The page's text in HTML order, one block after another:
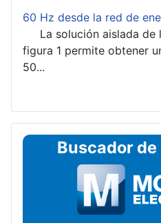
60 Hz desde la red de
La solución aislada de
figura 1 permite obtener
50...
Buscador